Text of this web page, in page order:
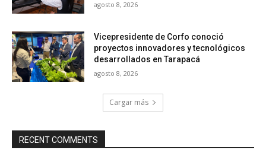
agosto 8, 2026
Vicepresidente de Corfo conoció
proyectos innovadores y tecnológicos
desarrollados en Tarapacá
agosto 8, 2026
Cargar más
RECENT COMMENTS